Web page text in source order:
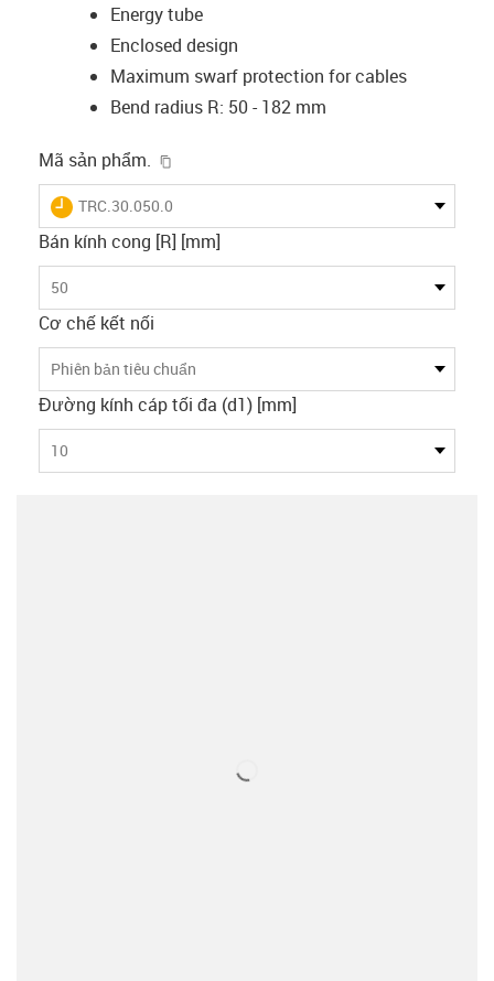
Energy tube
Enclosed design
Maximum swarf protection for cables
Bend radius R: 50 - 182 mm
Mã sản phẩm.
igus-icon-lieferzeit
TRC.30.050.0
Bán kính cong [R] [mm]
50
Cơ chế kết nối
Phiên bản tiêu chuẩn
Đường kính cáp tối đa (d1) [mm]
10